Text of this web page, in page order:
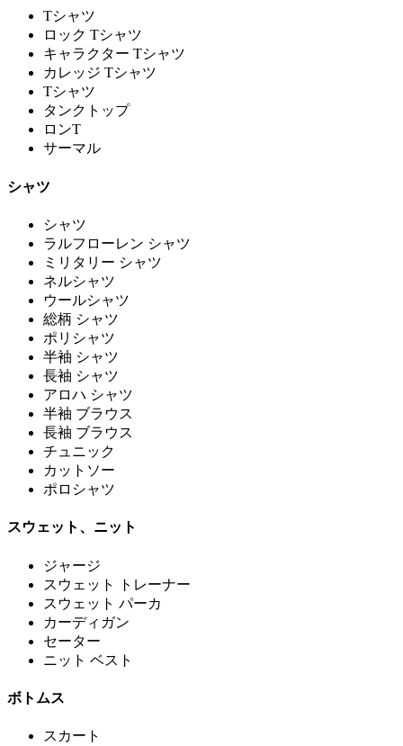
Tシャツ
ロック Tシャツ
キャラクター Tシャツ
カレッジ Tシャツ
Tシャツ
タンクトップ
ロンT
サーマル
シャツ
シャツ
ラルフローレン シャツ
ミリタリー シャツ
ネルシャツ
ウールシャツ
総柄 シャツ
ポリシャツ
半袖 シャツ
長袖 シャツ
アロハ シャツ
半袖 ブラウス
長袖 ブラウス
チュニック
カットソー
ポロシャツ
スウェット、ニット
ジャージ
スウェット トレーナー
スウェット パーカ
カーディガン
セーター
ニット ベスト
ボトムス
スカート